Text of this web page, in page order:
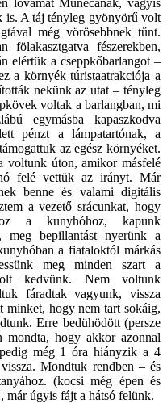
is. A táj tényleg gyönyörű volt
még vörösebbnek tűnt.
fészerekben,
elértük a cseppkőbarlangot –
a környék túristaatrakciója a
nekünk az utat – tényleg
voltak a barlangban, mi
egymásba kapaszkodva
pénzt a lámpatartónak, a
az egész környéket.
voltunk úton, amikor másfelé
felé vettük az irányt. Már
benne és valami digitális
a vezető srácunkat, hogy
a kunyhóhoz, kapunk
meg bepillantást nyerünk a
a fiataloktól márkás
meg minden szart a
kedvünk. Nem voltunk
fáradtak vagyunk, vissza
minket, hogy nem tart sokáig,
Erre bedühödött (persze
mondta, hogy akkor azonnal
még 1 óra hiányzik a 4
Mondtuk rendben – és
(kocsi még épen és
már úgyis fájt a hátsó felünk.